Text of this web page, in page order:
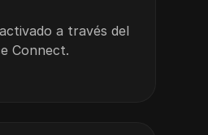
a través del
Connect.